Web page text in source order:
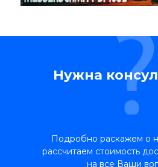
Нужна
Подробно раскажем о
рассчитаем стоимость
на все Ваши